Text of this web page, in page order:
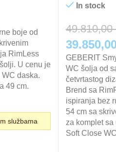
RSD.
boje od
RimLess
U cenu je
daska.
49 cm.
službama
In stock
49.810,00
cena
je
bila:
GEBERIT
WC šolja od
četvrtastog
Brend sa
ispiranja bez
54 cm sa
za komplet
Soft Close